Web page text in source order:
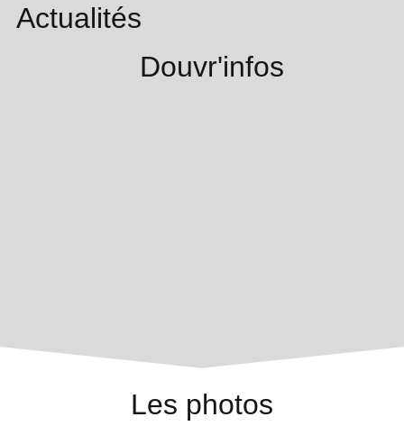
Actualités
Douvr'infos
Les photos